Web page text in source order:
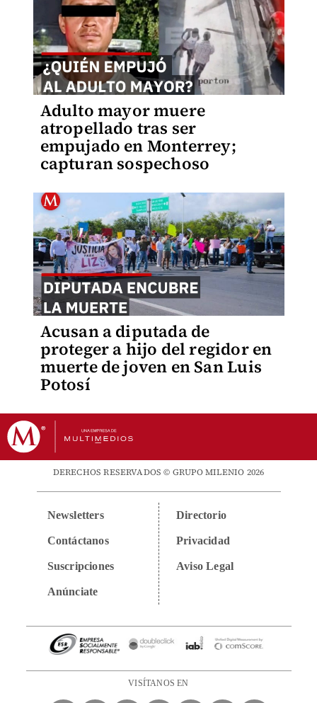
Adulto mayor muere
atropellado tras ser
empujado en Monterrey;
capturan sospechoso
Acusan a diputada de
proteger a hijo del regidor en
muerte de joven en San Luis
Potosí
DERECHOS RESERVADOS © GRUPO MILENIO 2026
Newsletters
Contáctanos
Suscripciones
Anúnciate
Directorio
Privacidad
Aviso Legal
VISÍTANOS EN